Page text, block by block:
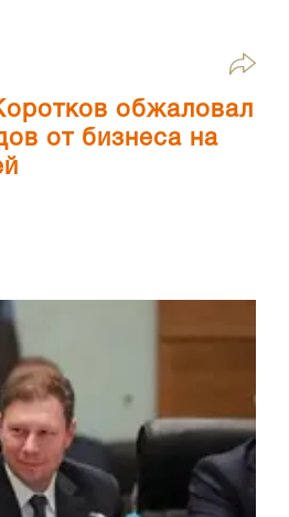
обжаловал
от бизнеса на